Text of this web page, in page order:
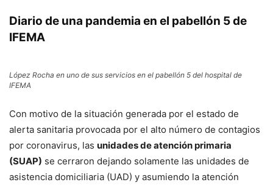
Diario de una pandemia en el pabellón 5 de
IFEMA
López Rocha en uno de sus servicios en el pabellón 5 del hospital de
IFEMA
Con motivo de la situación generada por el estado de
alerta sanitaria provocada por el alto número de contagios
por coronavirus, las unidades de atención primaria
(SUAP) se cerraron dejando solamente las unidades de
asistencia domiciliaria (UAD) y asumiendo la atención